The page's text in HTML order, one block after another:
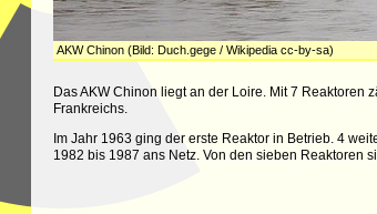
AKW Chinon (Bild: Duch.gege / Wikipedia cc-by-sa)
Das AKW Chinon liegt an der Loire. Mit 7 Reaktoren
Frankreichs.
Im Jahr 1963 ging der erste Reaktor in Betrieb. 4
1982 bis 1987 ans Netz. Von den sieben Reaktoren